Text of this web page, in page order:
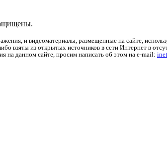
и видеоматериалы, размещенные на сайте,
взяты из открытых источников в сети Интернет в
на данном сайте, просим написать об этом на e-mail: